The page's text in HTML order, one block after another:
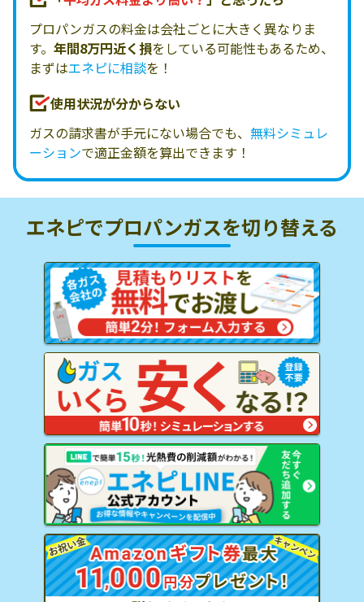
プロパンガスの料金は会社ごとに大きく異なりま
す。 年間8万円近く損をしている可能性もあるため、
まずはエネピに相談を！
使用状況が分からない
ガスの請求書が手元にない場合でも、 無料シミュレ
ーションで適正金額を算出できます！
エネピでプロパンガスを切り替える